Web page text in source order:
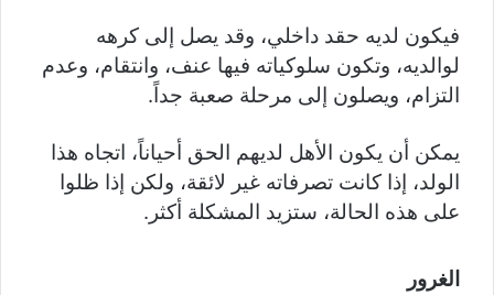
فيكون لديه حقد داخلي، وقد يصل إلى كرهه
لوالديه، وتكون سلوكياته فيها عنف، وانتقام، وعدم
التزام، ويصلون إلى مرحلة صعبة جداً.
يمكن أن يكون الأهل لديهم الحق أحياناً، اتجاه هذا
الولد، إذا كانت تصرفاته غير لائقة، ولكن إذا ظلوا
على هذه الحالة، ستزيد المشكلة أكثر.
الغرور